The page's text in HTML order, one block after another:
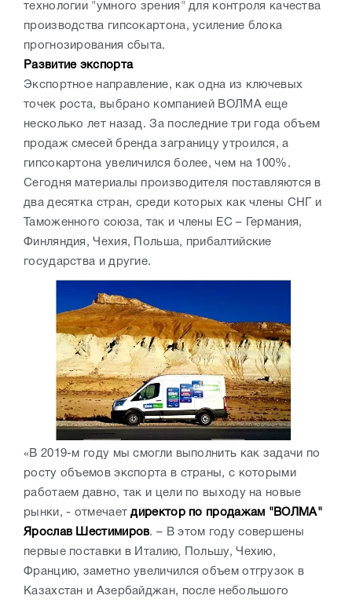
технологии "умного зрения" для контроля качества
производства гипсокартона, усиление блока
прогнозирования сбыта.
Развитие экспорта
Экспортное направление, как одна из ключевых
точек роста, выбрано компанией ВОЛМА еще
несколько лет назад. За последние три года объем
продаж смесей бренда заграницу утроился, а
гипсокартона увеличился более, чем на 100%.
Сегодня материалы производителя поставляются в
два десятка стран, среди которых как члены СНГ и
Таможенного союза, так и члены ЕС – Германия,
Финляндия, Чехия, Польша, прибалтийские
государства и другие.
«В 2019-м году мы смогли выполнить как задачи по
росту объемов экспорта в страны, с которыми
работаем давно, так и цели по выходу на новые
рынки, - отмечаетдиректор по продажам "ВОЛМА"
Ярослав Шестимиров. – В этом году совершены
первые поставки в Италию, Польшу, Чехию,
Францию, заметно увеличился объем отгрузок в
Казахстан и Азербайджан, после небольшого